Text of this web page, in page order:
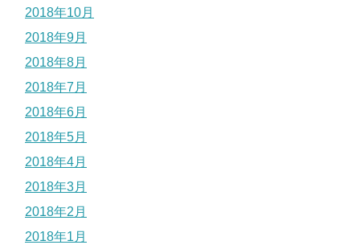
2018年10月
2018年9月
2018年8月
2018年7月
2018年6月
2018年5月
2018年4月
2018年3月
2018年2月
2018年1月